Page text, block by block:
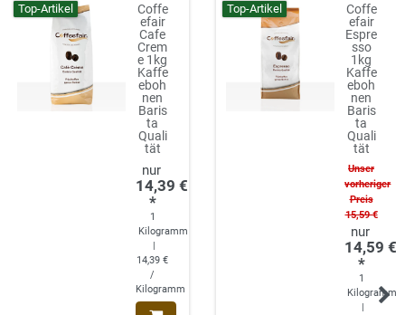
Top-Artikel
Coffe
efair
Cafe
Crem
e 1kg
Kaffe
eboh
nen
Baris
ta
Quali
tät
14,39 €
*
1
Kilogramm
|
14,39 €
/
Kilogramm
Top-Artikel
Coffe
efair
Espre
sso
1kg
Kaffe
eboh
nen
Baris
ta
Quali
tät
Unser
vorheriger
Preis
15,59 €
14,59 €
*
1
Kilogramm
|